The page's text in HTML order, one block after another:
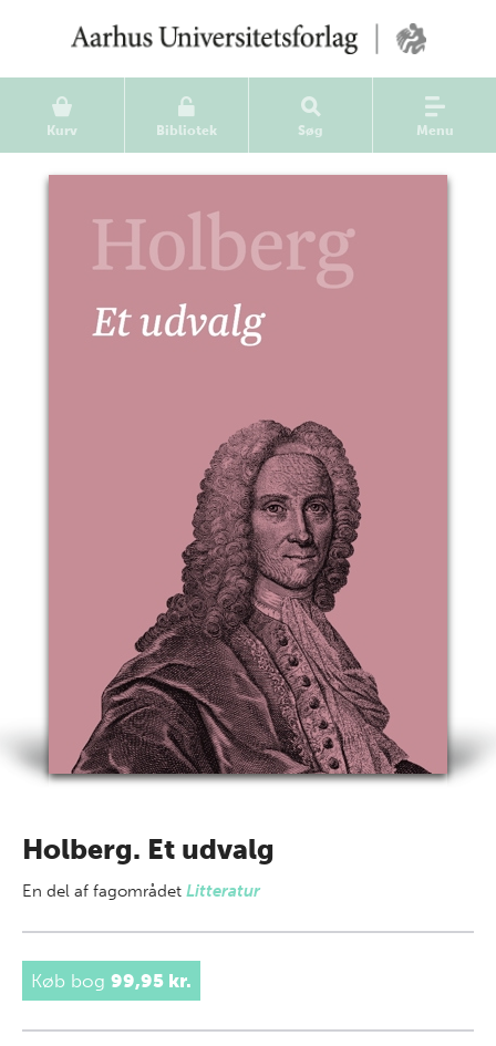
Kurv Bibliotek Søg Menu
Holberg. Et udvalg
En del af fagområdet Litteratur
Køb bog 99,95 kr.